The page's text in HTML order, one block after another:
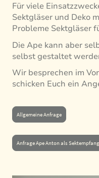
Für viele
Sektgläser und Deko
Probleme Sektgläser
Die Ape kann aber
selbst gestaltet
Wir besprechen im
schicken Euch ein
Allgemeine Anfrage
Anfrage Ape Anton als Sektempfang